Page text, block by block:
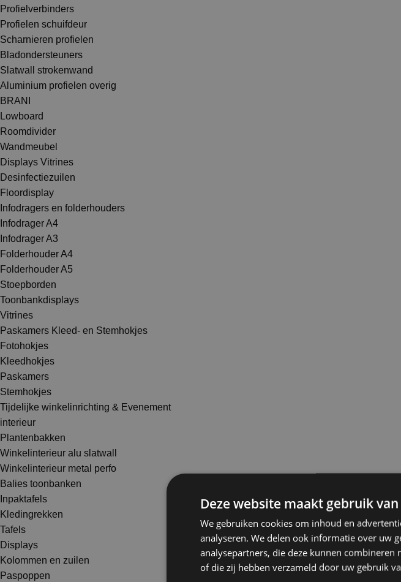
Profielverbinders
Profielen schuifdeur
Scharnieren profielen
Bladondersteuners
Slatwall strokenwand
Aluminium profielen overig
BRANI
Lowboard
Roomdivider
Wandmeubel
Displays Vitrines
Desinfectiezuilen
Floordisplay
Infodragers en folderhouders
Infodrager A4
Infodrager A3
Folderhouder A4
Folderhouder A5
Stoepborden
Toonbankdisplays
Vitrines
Paskamers Kleed- en Stemhokjes
Fotohokjes
Kleedhokjes
Paskamers
Stemhokjes
Tijdelijke winkelinrichting & Evenement
interieur
Plantenbakken
Winkelinterieur alu slatwall
Winkelinterieur metal perfo
Balies toonbanken
Inpaktafels
Kledingrekken
Tafels
Displays
Kolommen en zuilen
Paspoppen
Deze website maakt gebruik
We gebruiken cookies om inhoud en
analyseren. We delen ook informatie over uw
analysepartners, die deze kunnen
of die zij hebben verzameld door uw gebruik